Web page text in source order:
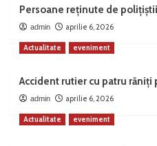
Persoane reținute de
admin aprilie 6, 2026
Actualitate eveniment
Accident rutier cu patru răniți
admin aprilie 6, 2026
Actualitate eveniment